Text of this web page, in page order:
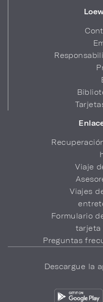
Viaje
Viajes
Formulario
tarjeta
Preguntas
Descargue la